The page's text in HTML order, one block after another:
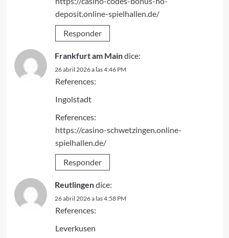
deposit.online-spielhallen.de/
Responder
Frankfurt am Maindice:
26 abril 2026 a las 4:46 PM
References:
Ingolstadt
References:
https://casino-schwetzingen.online-
spielhallen.de/
Responder
Reutlingendice:
26 abril 2026 a las 4:58 PM
References:
Leverkusen